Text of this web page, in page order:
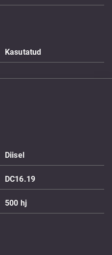
Kasutatud
Diisel
DC16.19
500 hj